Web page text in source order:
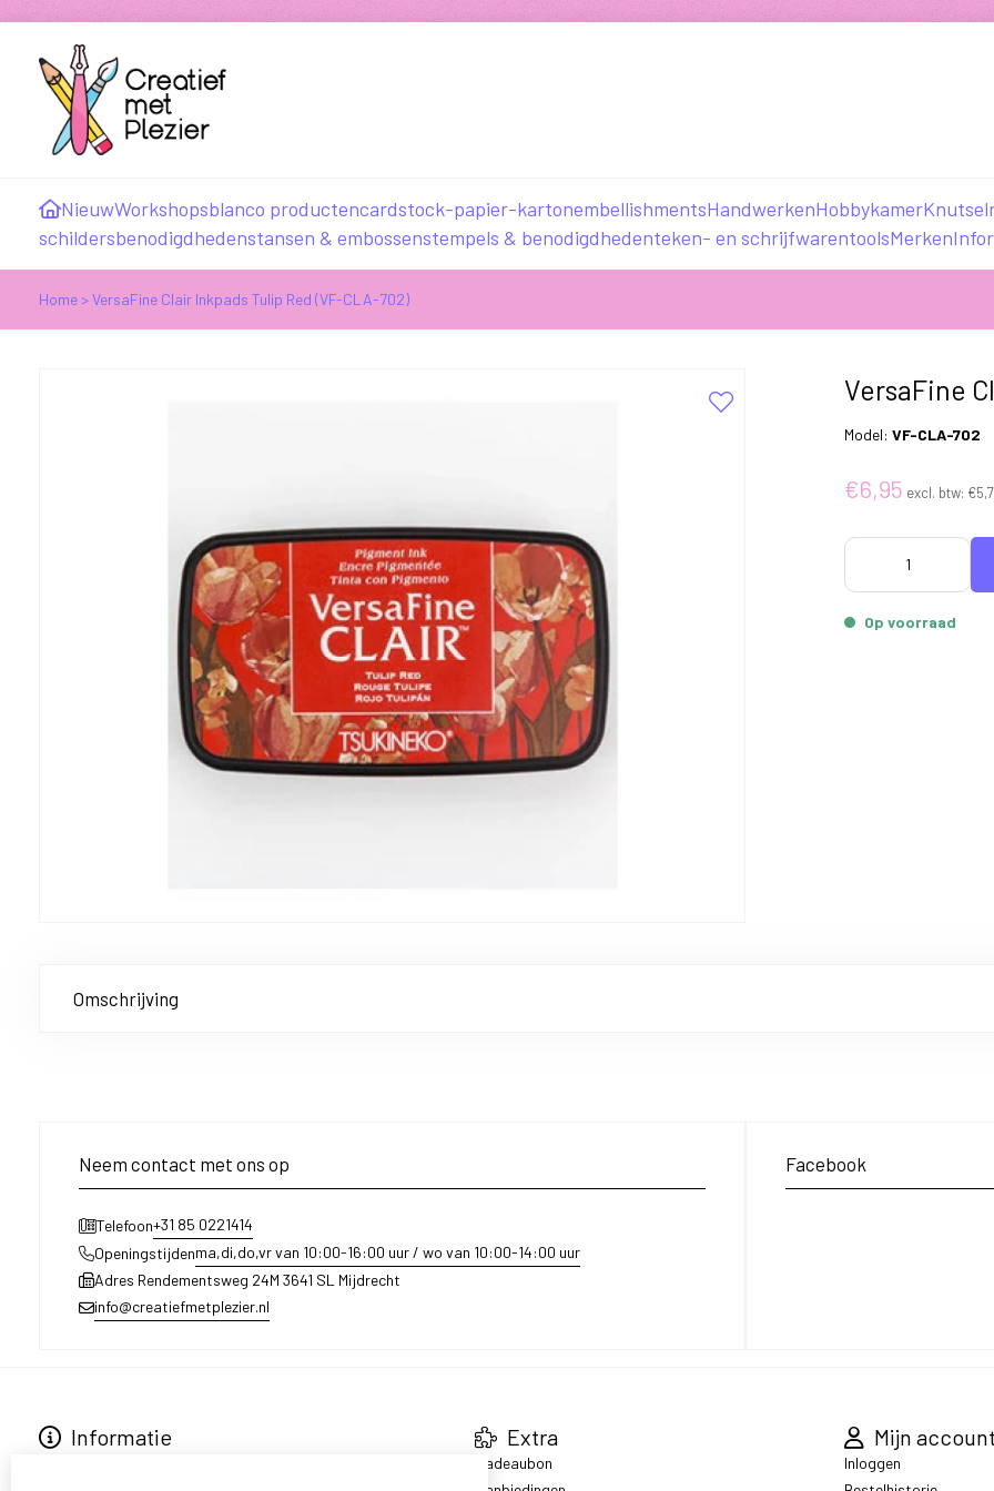
NieuwWorkshopsblanco productencardstock-papier-kartonembellishmentsHandwerkenHobbykamer
schildersbenodigdhedenstansen & embossenstempels & benodigdhedenteken- en schrijfwarentoolsMerken
Home>VersaFine Clair Inkpads Tulip Red (VF-CLA-702)
VersaFine
Model:VF-CLA-702
€6,95 excl. btw:
Op voorraad
Omschrijving
Neem contact met ons op
Telefoon+31 85 0221414
Openingstijdenma,di,do,vr van 10:00-16:00 uur / wo van 10:00-14:00 uur
Adres Rendementsweg 24M 3641 SL Mijdrecht
info@creatiefmetplezier.nl
Facebook
Informatie Extra
Cadeaubon
Mijn account
Inloggen